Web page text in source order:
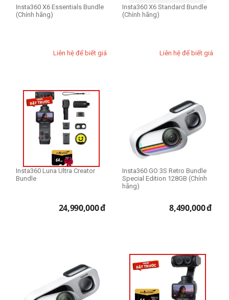
Insta360 X6 Essentials Bundle
(Chính hãng)
Liên hệ để biết giá
Insta360 X6 Standard Bundle
(Chính hãng)
Liên hệ để biết giá
Insta360 Luna Ultra Creator
Bundle
24,990,000đ
Insta360 GO 3S Retro Bundle
Special Edition 128GB (Chính
hãng)
8,490,000đ